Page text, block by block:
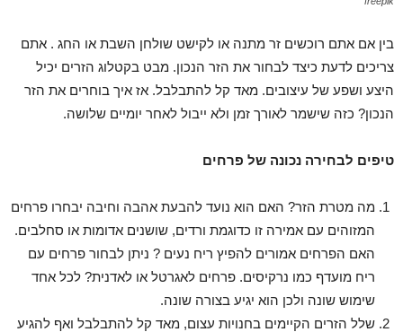
בין אם אתם רוכשים זר מתנה או לקישט שולחן השבת או החג . אתם
צריכים לדעת כיצד לבחור את הזר הנכון. מבט בקטלוג הזרים יכיל
היצע ושפע של עיצובים. מאד קל להתבלבל. אז איך בוחרים את הזר
הנכון? כזה שישמר לאורך זמן ולא ייבול לאחר יומיים שלושה.
טיפים לבחירה נכונה של פרחים
מה מטרת הזר? האם הוא נועד להבעת אהבה וחיבה יבחרו פרחים
המזוהים עם אמירה זו כדוגמת ורדים, שושנים אדומות או סחלבים.
האם הפרחים אמורים להפיץ ריח נעים ? ניתן לבחור פרחים עם
ריח מועדף כמו נרקיסים. פרחים לאגרטל או לאדנית? לכל אחד
שימוש שונה ולכן הוא יגיע בצורה שונה.
שלל הזרים הקיימים בחנויות עצום, מאד קל להתבלבל ואף להגיע